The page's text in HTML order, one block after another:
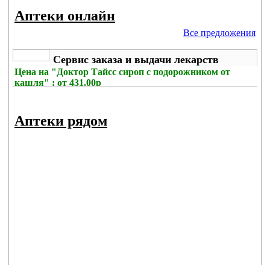
Аптеки онлайн
Все предложения
Сервис заказа и выдачи лекарств
Цена на "Доктор Тайсс сироп с подорожником от
кашля" : от 431.00р
Аптеки рядом